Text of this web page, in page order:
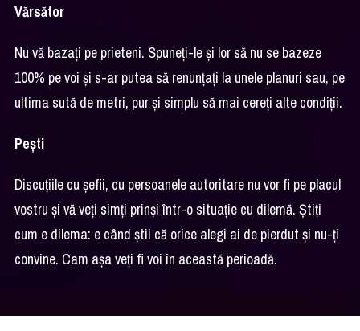
Vărsător
Nu vă bazați pe prieteni. Spuneți-le și lor să nu se bazeze
100% pe voi și s-ar putea să renunțați la unele planuri sau, pe
ultima sută de metri, pur și simplu să mai cereți alte condiții.
Pești
Discuțiile cu șefii, cu persoanele autoritare nu vor fi pe placul
vostru și vă veți simți prinși într-o situație cu dilemă. Știți
cum e dilema: e când știi că orice alegi ai de pierdut și nu-ți
convine. Cam așa veți fi voi în această perioadă.